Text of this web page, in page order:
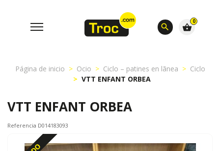
search
0
shopping_basket
Página de inicio Ocio Ciclo – patines en lãnea
Ciclo
VTT ENFANT ORBEA
VTT ENFANT ORBEA
Referencia D014183093